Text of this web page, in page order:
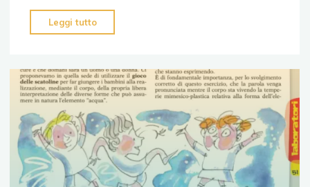
Leggi tutto
d’acqua"